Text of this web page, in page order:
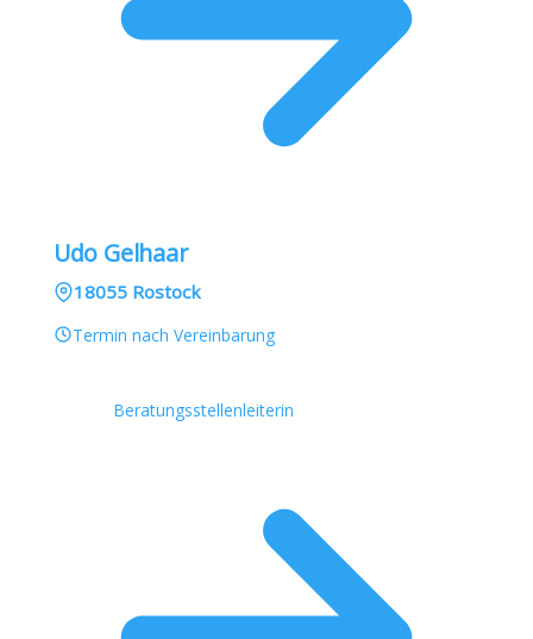
Udo Gelhaar
18055 Rostock
Termin nach Vereinbarung
Beratungsstellenleiterin